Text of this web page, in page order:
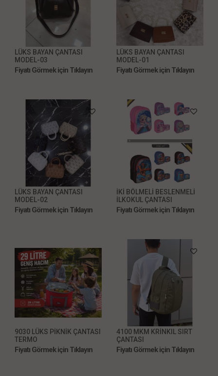
LÜKS BAYAN ÇANTASI
MODEL-03
Fiyatı Görmek için Tıklayın
LÜKS BAYAN ÇANTASI
MODEL-01
Fiyatı Görmek için Tıklayın
LÜKS BAYAN ÇANTASI
MODEL-02
Fiyatı Görmek için Tıklayın
İKİ BÖLMELİ BESLENMELİ
İLKOKUL ÇANTASI
Fiyatı Görmek için Tıklayın
9030 LÜKS PİKNİK ÇANTASI
TERMO
Fiyatı Görmek için Tıklayın
4100 MKM KRİNKIL SIRT
ÇANTASI
Fiyatı Görmek için Tıklayın